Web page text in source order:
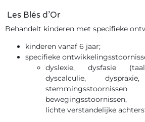
Les Blés d’Or
Behandelt kinderen met specifieke
kinderen vanaf 6 jaar;
specifieke
dyslexie, dysfasie
dyscalculie,
bewegingsstoornissen,
lichte verstandelijke